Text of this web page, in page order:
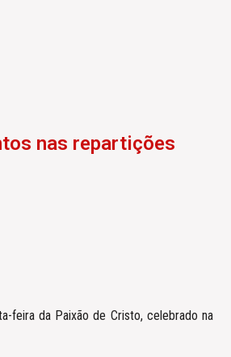
nas repartições
feira da Paixão de Cristo, celebrado na